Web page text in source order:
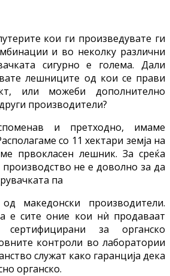
кои ги произведувате ги
и во неколку различни
сигурно е голема. Дали
лешниците од кои се прави
или можеби дополнително
производители?
и претходно, имаме
со 11 хектари земја на
првокласен лешник. За среќа
не е доволно за да
па
македонски производители.
е сите оние кои нѝ продаваат
за органско
контроли во лаборатории
служат како гаранција дека
органско.